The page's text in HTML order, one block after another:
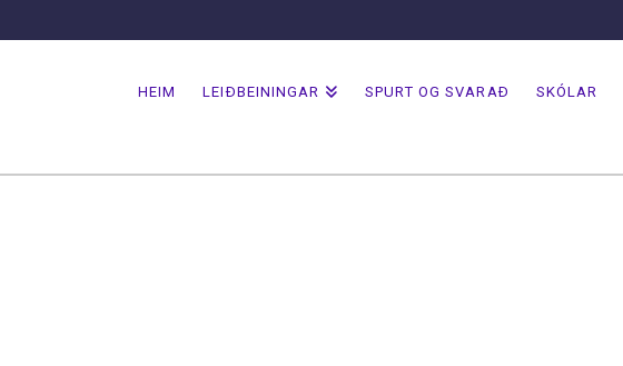
HEIM LEIÐBEININGAR SPURT OG SVARAÐ SKÓLAR